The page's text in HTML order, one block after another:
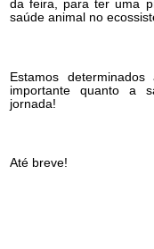
da feira, para ter uma
saúde animal no
Estamos
importante quanto a
jornada!
Até breve!